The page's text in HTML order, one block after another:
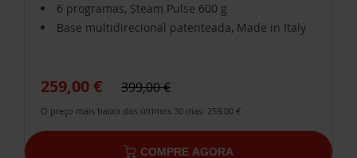
6 programas, Steam Pulse 600 g
Base multidirecional patenteada, Made in Italy
259,00 € 399,00 €
O preço mais baixo dos últimos 30 dias: 259,00 €
COMPRE AGORA